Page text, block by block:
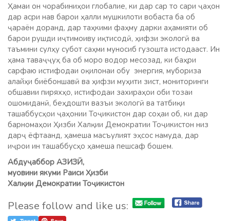
Ҳамаи он чорабиниҳои глобалие, ки дар сар то сари ҷаҳон
дар асри нав барои ҳалли мушкилоти вобаста ба об
ҷараён доранд, дар таҳкими фаҳму дарки аҳамияти об
барои рушди иҷтимоиву иқтисодӣ, ҳифзи экологӣ ва
таъмини сулҳу субот саҳми муносиб гузошта истодааст. Ин
ҳама таваҷҷуҳ ба об моро водор месозад, ки баҳри
сарфаю истифодаи оқилонаи обу энергия, мубориза
алайҳи биёбоншавӣ ва ҳифзи муҳити зист, мониторинги
обшавии пиряхҳо, истифодаи захираҳои оби тозаи
ошомиданӣ, беҳдошти вазъи экологӣ ва татбиқи
ташаббусҳои ҷаҳонии Тоҷикистон дар соҳаи об, ки дар
барномаҳои Ҳизби Халқии Демократии Тоҷикистон низ
дарҷ ёфтаанд, ҳамеша масъулият эҳсос намуда, дар
иҷрои ин ташаббусҳо ҳамеша пешсаф бошем.
Абдуҷаббор АЗИЗӢ,
муовини якуми Раиси Ҳизби
Халқии Демократии Тоҷикистон
Please follow and like us: